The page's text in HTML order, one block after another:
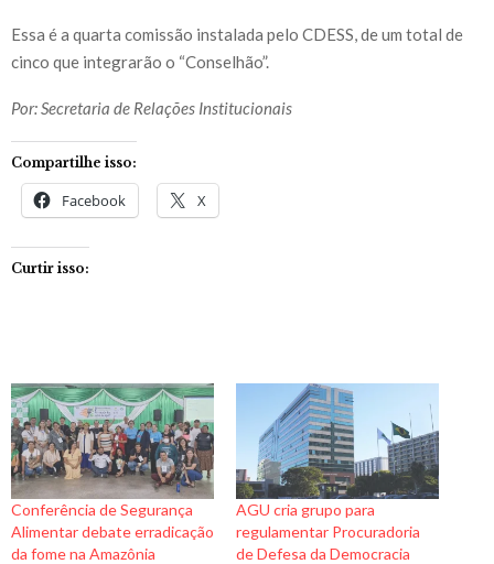
Essa é a quarta comissão instalada pelo CDESS, de um total de
cinco que integrarão o “Conselhão”.
Por: Secretaria de Relações Institucionais
Compartilhe isso:
Facebook X
Curtir isso:
Conferência de Segurança
Alimentar debate erradicação
da fome na Amazônia
AGU cria grupo para
regulamentar Procuradoria
de Defesa da Democracia